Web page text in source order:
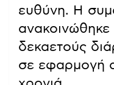
ευθύνη. Η
ανακοινώθηκε
δεκαετούς
σε εφαρμογή